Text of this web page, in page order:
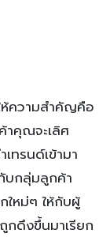
ห้ความสำคัญคือ
าคุณจะเลิศ
ทรนด์เข้ามา
บกลุ่มลูกค้า
ใหม่ๆ ให้กับผู้
กดึงขึ้นมาเรียก